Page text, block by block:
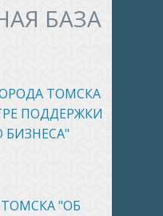
БАЗА
ТОМСКА
ПОДДЕРЖКИ
БИЗНЕСА"
"ОБ